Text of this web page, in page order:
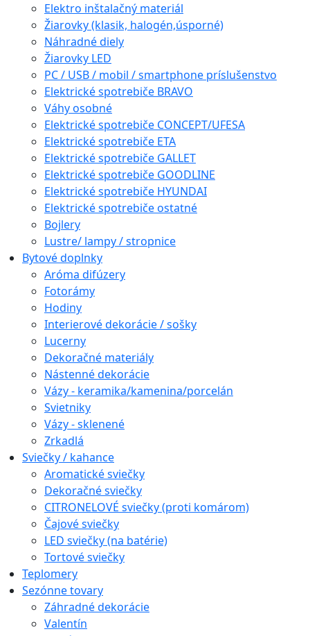
Elektro inštalačný materiál
Žiarovky (klasik, halogén,úsporné)
Náhradné diely
Žiarovky LED
PC / USB / mobil / smartphone príslušenstvo
Elektrické spotrebiče BRAVO
Váhy osobné
Elektrické spotrebiče CONCEPT/UFESA
Elektrické spotrebiče ETA
Elektrické spotrebiče GALLET
Elektrické spotrebiče GOODLINE
Elektrické spotrebiče HYUNDAI
Elektrické spotrebiče ostatné
Bojlery
Lustre/ lampy / stropnice
Bytové doplnky
Aróma difúzery
Fotorámy
Hodiny
Interierové dekorácie / sošky
Lucerny
Dekoračné materiály
Nástenné dekorácie
Vázy - keramika/kamenina/porcelán
Svietniky
Vázy - sklenené
Zrkadlá
Sviečky / kahance
Aromatické sviečky
Dekoračné sviečky
CITRONELOVÉ sviečky (proti komárom)
Čajové sviečky
LED sviečky (na batérie)
Tortové sviečky
Teplomery
Sezónne tovary
Záhradné dekorácie
Valentín